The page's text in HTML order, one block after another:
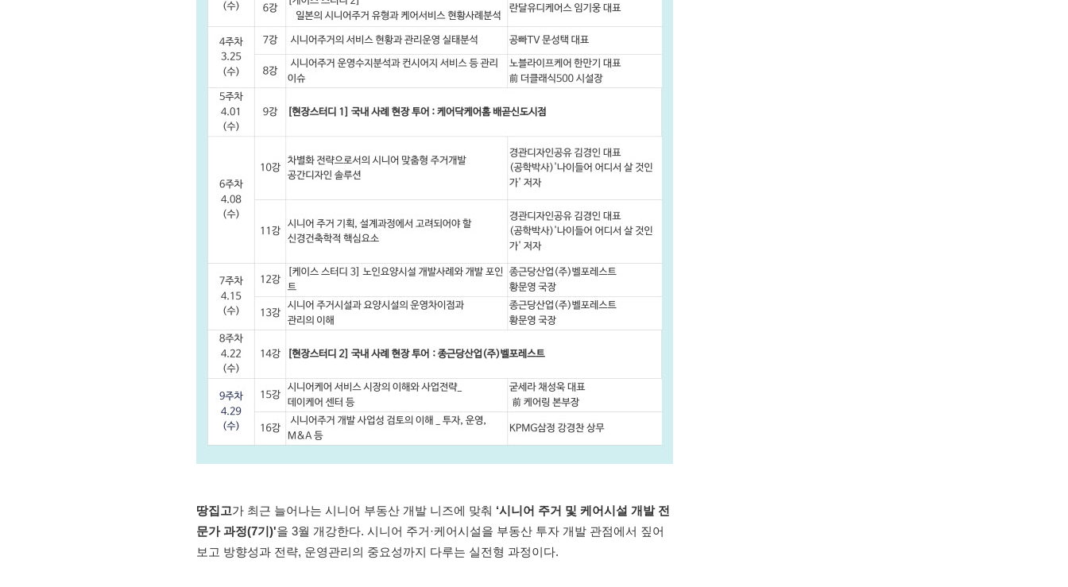
땅집고가 최근 늘어나는 시니어 부동산 개발 니즈에 맞춰 ‘시니어 주거 및 케어시설 개발 전
문가 과정(7기)'을 3월 개강한다. 시니어 주거·케어시설을 부동산 투자 개발 관점에서 짚어
보고 방향성과 전략, 운영관리의 중요성까지 다루는 실전형 과정이다.